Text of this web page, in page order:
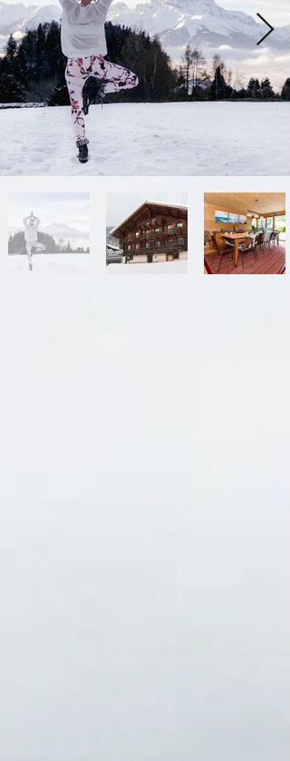
un sentiment de plénitude.
En bref, une journée inoubliable, où
l'harmonie avec la nature et votre propre
équilibre intérieur vous attendent.
Prix: 150frs tout compris
Matériels: Raquettes et bâtons, habits
adaptés aux activités.
de thé ou autres boissons, vos habits pour
le yoga, maillot de bain et linge.
Sur place il y a des tapis de yoga !